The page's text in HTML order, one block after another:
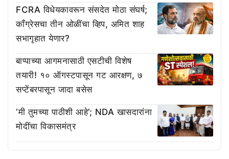
FCRA विधेयकावरून संसदेत मोठा संघर्ष;
काँग्रेसचा तीन ओळींचा व्हिप, अमित शाह
सभागृहात येणार?
बाप्पाच्या आगमनासाठी एसटीची विशेष
तयारी! १० ऑगस्टपासून गट आरक्षण, ७
सप्टेंबरपासून जादा बसेस
‘मी तुमच्या पाठीशी आहे’; NDA खासदारांना
मोदींचा विकासमंत्र